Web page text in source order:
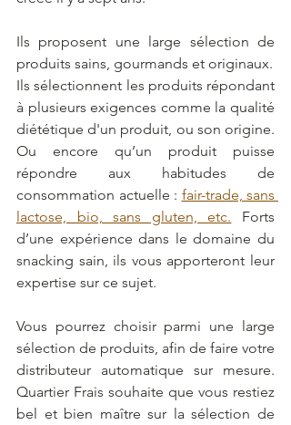
Ils proposent une large sélection de
produits sains, gourmands et originaux.
Ils sélectionnent les produits répondant
à plusieurs exigences comme la qualité
diététique d'un produit, ou son origine.
Ou encore qu’un produit puisse
répondre aux habitudes de
consommation actuelle : fair-trade, sans
lactose, bio, sans gluten, etc. Forts
d’une expérience dans le domaine du
snacking sain, ils vous apporteront leur
expertise sur ce sujet.
Vous pourrez choisir parmi une large
sélection de produits, afin de faire votre
distributeur automatique sur mesure.
Quartier Frais souhaite que vous restiez
bel et bien maître sur la sélection de